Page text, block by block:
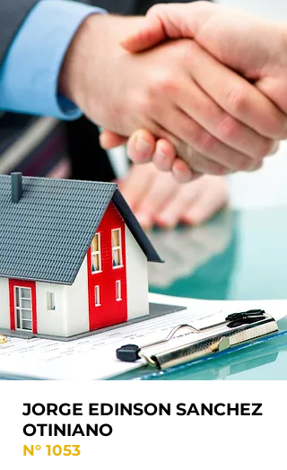
JORGE EDINSON SANCHEZ
OTINIANO
N° 1053